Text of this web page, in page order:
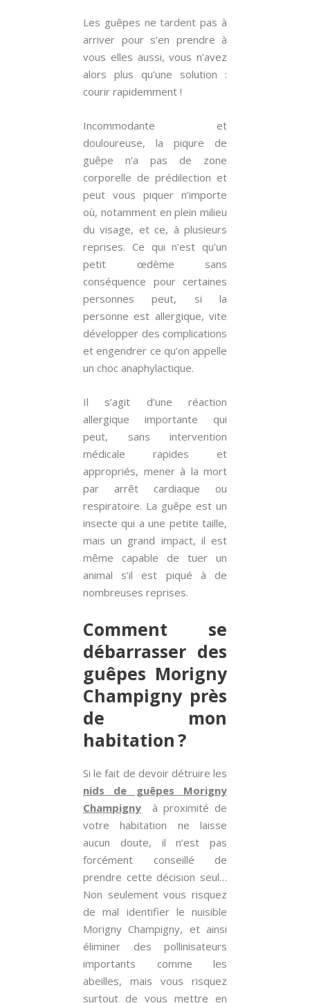
Les guêpes ne tardent pas à
arriver pour s’en prendre à
vous elles aussi, vous n’avez
alors plus qu’une solution :
courir rapidemment !
Incommodante et
douloureuse, la piqure de
guêpe n’a pas de zone
corporelle de prédilection et
peut vous piquer n’importe
où, notamment en plein milieu
du visage, et ce, à plusieurs
reprises. Ce qui n’est qu’un
petit œdème sans
conséquence pour certaines
personnes peut, si la
personne est allergique, vite
développer des complications
et engendrer ce qu’on appelle
un choc anaphylactique.
Il s’agit d’une réaction
allergique importante qui
peut, sans intervention
médicale rapides et
appropriés, mener à la mort
par arrêt cardiaque ou
respiratoire. La guêpe est un
insecte qui a une petite taille,
mais un grand impact, il est
même capable de tuer un
animal s’il est piqué à de
nombreuses reprises.
Comment se
débarrasser des
guêpes Morigny
Champigny près
de mon
habitation ?
Si le fait de devoir détruire les
nids de guêpes Morigny
Champigny à proximité de
votre habitation ne laisse
aucun doute, il n’est pas
forcément conseillé de
prendre cette décision seul…
Non seulement vous risquez
de mal identifier le nuisible
Morigny Champigny, et ainsi
éliminer des pollinisateurs
importants comme les
abeilles, mais vous risquez
surtout de vous mettre en